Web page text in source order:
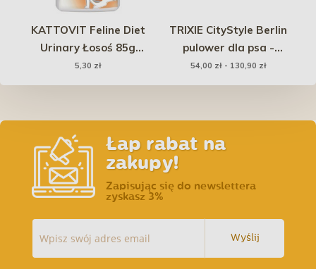
KATTOVIT Feline Diet
Urinary Łosoś 85g
(saszetka)
5,30 zł
TRIXIE CityStyle Berlin
pulower dla psa -
antracyt
54,00 zł - 130,90 zł
Łap rabat na
zakupy!
Zapisując się do newslettera
zyskasz 3%
Wyślij